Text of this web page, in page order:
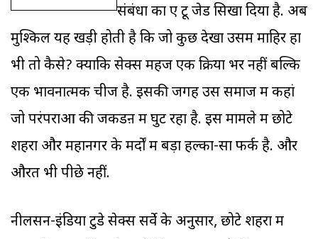
संबंधों का ए टू जेड सिखा दिया है. अब
मुश्किल यह खड़ी होती है कि जो कुछ देखा उसमें माहिर हों
भी तो कैसे? क्योंकि सेक्स महज एक क्रिया भर नहीं बल्कि
एक भावनात्मक चीज है. इसकी जगह उस समाज में कहां
जो परंपराओं की जकडऩ में घुट रहा है. इस मामले में छोटे
शहरों और महानगर के मर्दों में बड़ा हल्का-सा फर्क है. और
औरतें भी पीछे नहीं.
नीलसन-इंडिया टुडे सेक्स सर्वे के अनुसार, छोटे शहरों में